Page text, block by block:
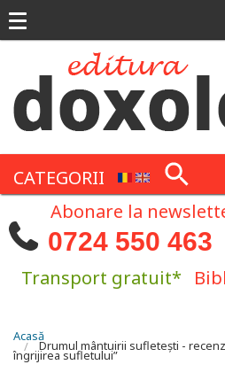
CATEGORII
Abonare la
0724 550 463
Transport gratuit*
Eşti aici
Acasă
Drumul mântuirii sufletești -
îngrijirea sufletului”